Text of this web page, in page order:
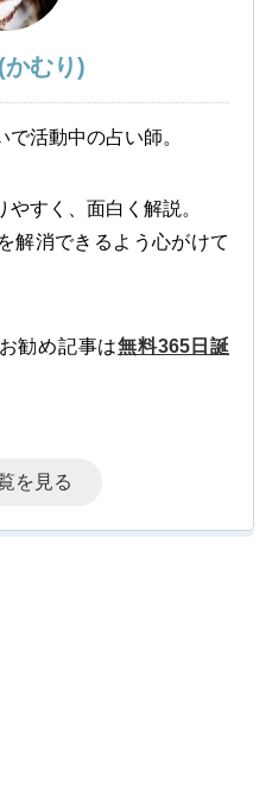
むり)
活動中の占い師。
すく、面白く解説。
解消できるよう心がけて
勧め記事は無料365日誕
を見る